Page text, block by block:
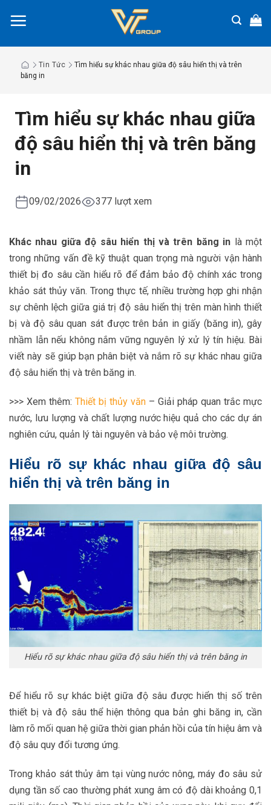
đến
dung
Tin Tức
Tìm hiểu sự khác nhau giữa độ sâu hiển thị và trên
băng in
Tìm hiểu sự khác nhau giữa
độ sâu hiển thị và trên băng
in
09/02/2026 377 lượt xem
Khác nhau giữa độ sâu hiển thị và trên băng in là một
trong những vấn đề kỹ thuật quan trọng mà người vận hành
thiết bị đo sâu cần hiểu rõ để đảm bảo độ chính xác trong
khảo sát thủy văn. Trong thực tế, nhiều trường hợp ghi nhận
sự chênh lệch giữa giá trị độ sâu hiển thị trên màn hình thiết
bị và độ sâu quan sát được trên bản in giấy (băng in), gây
nhầm lẫn nếu không nắm vững nguyên lý xử lý tín hiệu. Bài
viết này sẽ giúp bạn phân biệt và nắm rõ sự khác nhau giữa
độ sâu hiển thị và trên băng in.
>>> Xem thêm: Thiết bị thủy văn – Giải pháp quan trắc mực
nước, lưu lượng và chất lượng nước hiệu quả cho các dự án
nghiên cứu, quản lý tài nguyên và bảo vệ môi trường.
Hiểu rõ sự khác nhau giữa độ sâu
hiển thị và trên băng in
Hiểu rõ sự khác nhau giữa độ sâu hiển thị và trên băng in
Để hiểu rõ sự khác biệt giữa độ sâu được hiển thị số trên
thiết bị và độ sâu thể hiện thông qua bản ghi băng in, cần
làm rõ mối quan hệ giữa thời gian phản hồi của tín hiệu âm và
độ sâu quy đổi tương ứng.
Trong khảo sát thủy âm tại vùng nước nông, máy đo sâu sử
dụng tần số cao thường phát xung âm có độ dài khoảng 0,1